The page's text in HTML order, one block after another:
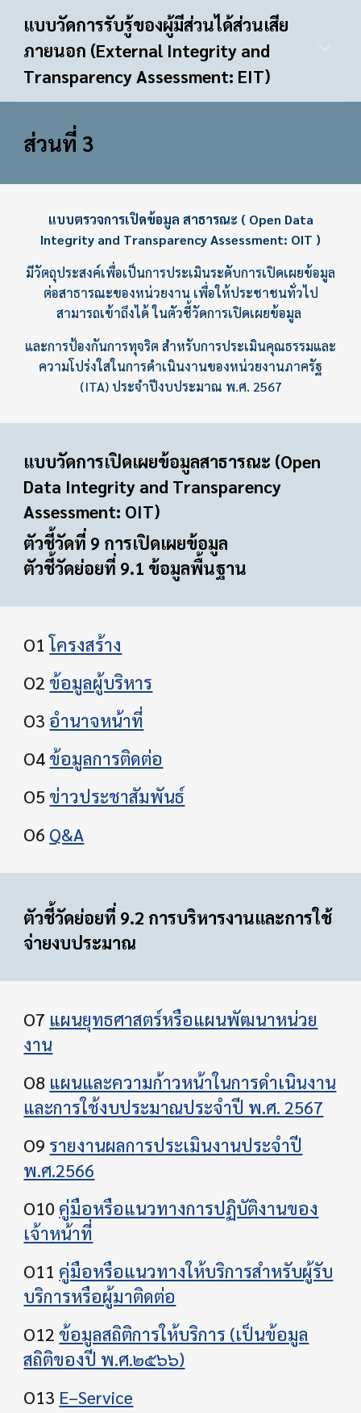
แบบวัดการรับรู้ของผู้มีส่วนได้ส่วนเสีย
ภายนอก (External Integrity and
Transparency Assessment: EIT)
ส่วนที่ 3
แบบตรวจการเปิดข้อมูล สาธารณะ ( Open Data
Integrity and Transparency Assessment: OIT )
มีวัตถุประสงค์เพื่อเป็นการประเมินระดับการเปิดเผยข้อมูล
ต่อสาธารณะของหน่วยงาน เพื่อให้ประชาชนทั่วไป
สามารถเข้าถึงได้ ในตัวชี้วัดการเปิดเผยข้อมูล
และการป้องกันการทุจริต สำหรับการประเมินคุณธรรมและ
ความโปร่งใสในการดำเนินงานของหน่วยงานภาครัฐ
(ITA) ประจำปีงบประมาณ พ.ศ. 2567
แบบวัดการเปิดเผยข้อมูลสาธารณะ (Open
Data Integrity and Transparency
Assessment: OIT)
ตัวชี้วัดที่ 9 การเปิดเผยข้อมูล
ตัวชี้วัดย่อยที่ 9.1 ข้อมูลพื้นฐาน
O1โครงสร้าง
O2ข้อมูลผู้บริหาร
O3 อำนาจหน้าที่
O4ข้อมูลการติดต่อ
O5ข่าวประชาสัมพันธ์
O6 Q&A
ตัวชี้วัดย่อยที่ 9.2 การบริหารงานและการใช้
จ่ายงบประมาณ
O7 แผนยุทธศาสตร์หรือแผนพัฒนาหน่วย
งาน
O8 แผนและความก้าวหน้าในการดําเนินงาน
และการใช้งบประมาณประจําปี พ.ศ. 2567
O9 รายงานผลการประเมินงานประจําปี
พ.ศ.2566
O10 คู่มือหรือแนวทางการปฏิบัติงานของ
เจ้าหน้าที่
O11 คู่มือหรือแนวทางให้บริการสำหรับผู้รับ
บริการหรือผู้มาติดต่อ
O12ข้อมูลสถิติการให้บริการ (เป็นข้อมูล
สถิติของปี พ.ศ.๒๕๖๖)
O13 E–Service